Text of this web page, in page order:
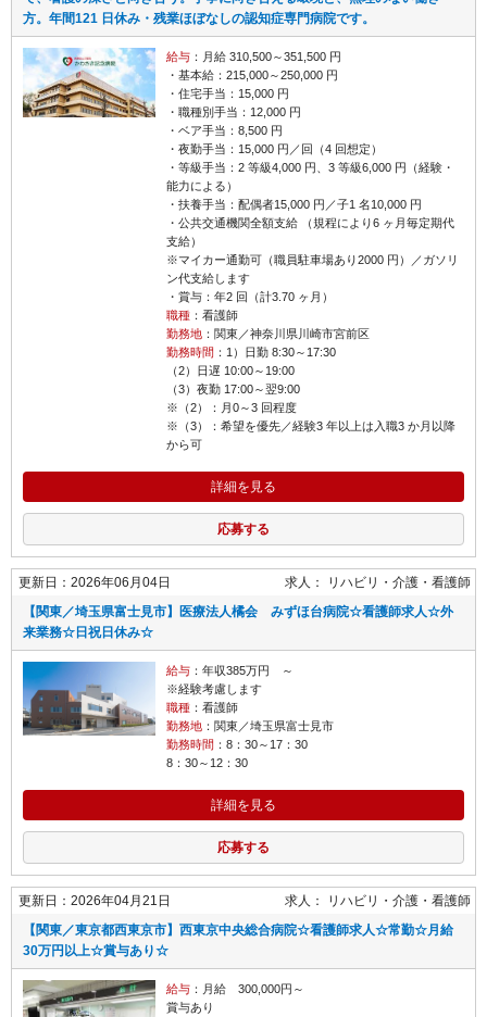
方。年間121 日休み・残業ほぼなしの認知症専門病院です。
給与：月給 310,500～351,500 円
・基本給：215,000～250,000 円
・住宅手当：15,000 円
・職種別手当：12,000 円
・ベア手当：8,500 円
・夜勤手当：15,000 円／回（4 回想定）
・等級手当：2 等級4,000 円、3 等級6,000 円（経験・
能力による）
・扶養手当：配偶者15,000 円／子1 名10,000 円
・公共交通機関全額支給 （規程により6 ヶ月毎定期代
支給）
※マイカー通勤可（職員駐車場あり2000 円）／ガソリ
ン代支給します
・賞与：年2 回（計3.70 ヶ月）
職種：看護師
勤務地：関東／神奈川県川崎市宮前区
勤務時間 ：1）日勤 8:30～17:30
（2）日遅 10:00～19:00
（3）夜勤 17:00～翌9:00
※（2）：月0～3 回程度
※（3）：希望を優先／経験3 年以上は入職3 か月以降
から可
詳細を見る
応募する
更新日：2026年06月04日 求人： リハビリ・介護
看護師
【関東／埼玉県富士見市】医療法人橘会 みずほ台病院☆看護師求人☆外
来業務☆日祝日休み☆
給与：年収385万円 ～
※経験考慮します
職種：看護師
勤務地：関東／埼玉県富士見市
勤務時間 ：8：30～17：30
8：30～12：30
詳細を見る
応募する
更新日：2026年04月21日 求人： リハビリ・介護
看護師
【関東／東京都西東京市】西東京中央総合病院☆看護師求人☆常勤☆月給
30万円以上☆賞与あり☆
給与：月給 300,000円～
賞与あり